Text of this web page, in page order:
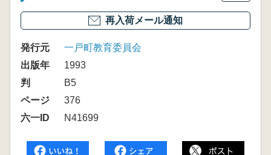
再入荷メール通知
発行元
一戸町教育委員会
出版年
1993
判
B5
ページ
376
六一ID
N41699